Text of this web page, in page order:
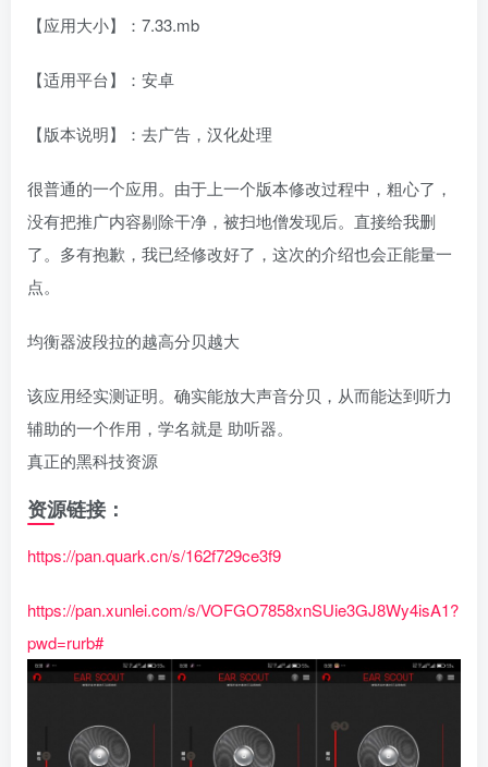
【应用大小】：7.33.mb
【适用平台】：安卓
【版本说明】：去广告，汉化处理
很普通的一个应用。由于上一个版本修改过程中，粗心了，
没有把推广内容剔除干净，被扫地僧发现后。直接给我删
了。多有抱歉，我已经修改好了，这次的介绍也会正能量一
点。
均衡器波段拉的越高分贝越大
该应用经实测证明。确实能放大声音分贝，从而能达到听力
辅助的一个作用，学名就是 助听器。
真正的黑科技资源
资源链接：
https://pan.quark.cn/s/162f729ce3f9
https://pan.xunlei.com/s/VOFGO7858xnSUie3GJ8Wy4isA1?
pwd=rurb#